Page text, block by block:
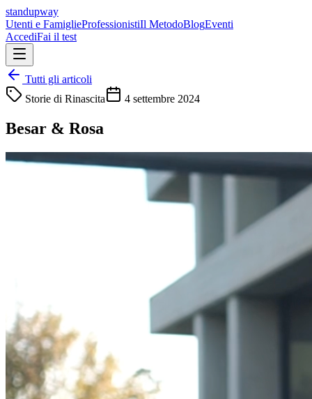
standupway
Utenti e FamiglieProfessionistiIl MetodoBlogEventi
AccediFai il test
Tutti gli articoli
Storie di Rinascita
4 settembre 2024
Besar & Rosa